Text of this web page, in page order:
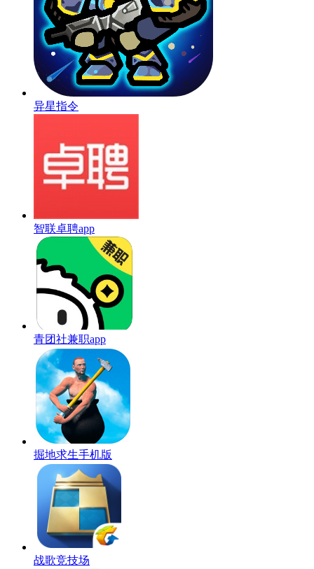
异星指令
智联卓聘app
青团社兼职app
掘地求生手机版
战歌竞技场